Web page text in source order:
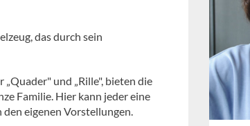
das durch sein
und „Rille", bieten die
Familie. Hier kann jeder eine
eigenen Vorstellungen.